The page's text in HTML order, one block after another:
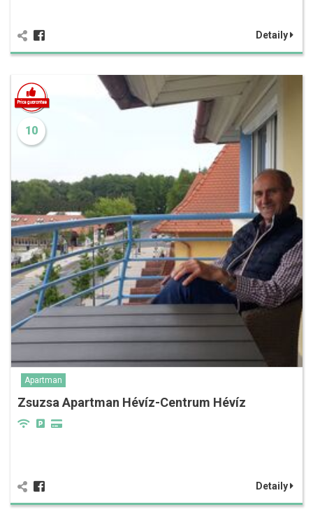
Detaily
10
Apartman
Zsuzsa Apartman Hévíz-Centrum Hévíz
Detaily